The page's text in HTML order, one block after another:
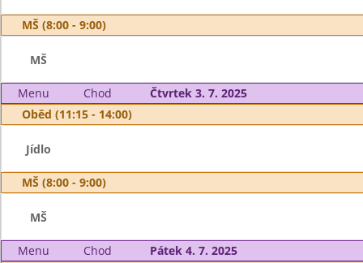
MŠ (8:00 - 9:00)
MŠ
Menu Chod
Čtvrtek 3. 7. 2025
Oběd (11:15 - 14:00)
Jídlo
MŠ (8:00 - 9:00)
MŠ
Menu Chod
Pátek 4. 7. 2025